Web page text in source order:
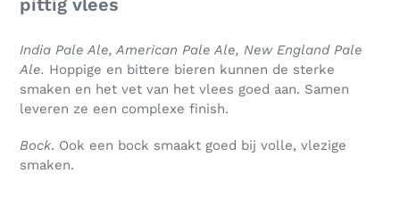
pittig vlees
India Pale Ale, American Pale Ale, New England Pale
Ale. Hoppige en bittere bieren kunnen de sterke
smaken en het vet van het vlees goed aan. Samen
leveren ze een complexe finish.
Bock. Ook een bock smaakt goed bij volle, vlezige
smaken.